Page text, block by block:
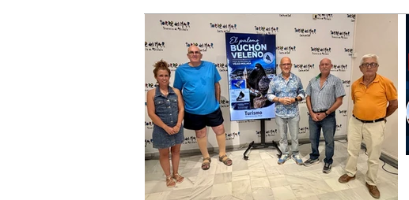
Destapan una "falsedad" de